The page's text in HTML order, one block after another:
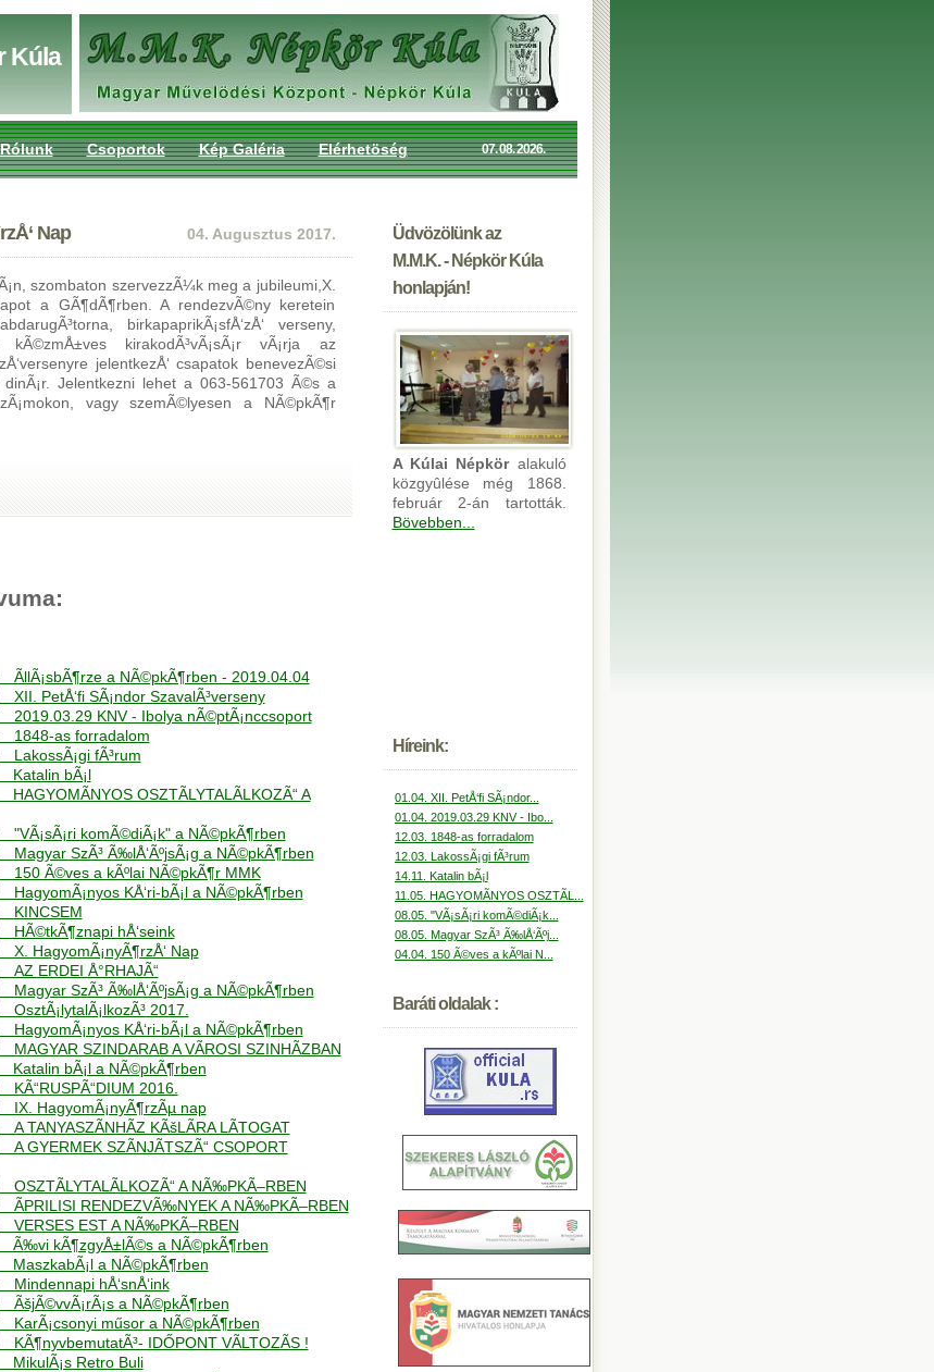
Kúla
Rólunk Csoportok Kép Galéria Elérhetöség 07. 08. 2026.
Nap 04. Augusztus 2017.
szombaton szervezzÃ¼k meg a jubileumi,X.
a GÃ¶dÃ¶rben. A rendezvÃ©ny keretein
birkapaprikÃ¡sfÅ‘zÅ‘ verseny,
kÃ©zmÅ±ves kirakodÃ³vÃ¡sÃ¡r vÃ¡rja az
jelentkezÅ‘ csapatok benevezÃ©si
Jelentkezni lehet a 063-561703 Ã©s a
vagy szemÃ©lyesen a NÃ©pkÃ¶r
a NÃ©pkÃ¶rben - 2019.04.04
PetÅ‘fi SÃ¡ndor SzavalÃ³verseny
KNV - Ibolya nÃ©ptÃ¡nccsoport
1848-as forradalom
fÃ³rum
Katalin bÃ¡l
OSZTÃLYTALÃLKOZÃ“ A
komÃ©diÃ¡k" a NÃ©pkÃ¶rben
SzÃ³ Ã‰lÅ‘ÃºjsÃ¡g a NÃ©pkÃ¶rben
Ã©ves a kÃºlai NÃ©pkÃ¶r MMK
KÅ‘ri-bÃ¡l a NÃ©pkÃ¶rben
KINCSEM
hÅ‘seink
HagyomÃ¡nyÃ¶rzÅ‘ Nap
ERDEI Å°RHAJÃ“
SzÃ³ Ã‰lÅ‘ÃºjsÃ¡g a NÃ©pkÃ¶rben
2017.
KÅ‘ri-bÃ¡l a NÃ©pkÃ¶rben
SZINDARAB A VÃROSI SZINHÃZBAN
bÃ¡l a NÃ©pkÃ¶rben
2016.
HagyomÃ¡nyÃ¶rzÃµ nap
KÃšLÃRA LÃTOGAT
GYERMEK SZÃNJÃTSZÃ“ CSOPORT
A NÃ‰PKÃ–RBEN
RENDEZVÃ‰NYEK A NÃ‰PKÃ–RBEN
EST A NÃ‰PKÃ–RBEN
Ã‰vi kÃ¶zgyÅ±lÃ©s a NÃ©pkÃ¶rben
a NÃ©pkÃ¶rben
hÅ‘snÅ‘ink
a NÃ©pkÃ¶rben
műsor a NÃ©pkÃ¶rben
IDŐPONT VÃLTOZÃS !
Retro Buli
Üdvözölünk az
M.M.K. - Népkör Kúla
honlapján!
A Kúlai Népköralakuló
közgyûlése még 1868.
február 2-án tartották.
Bövebben...
Híreink:
01.04. ÃllÃ¡sbÃ¶rze a NÃ©p...
01.04. XII. PetÅ‘fi SÃ¡ndor...
01.04. 2019.03.29 KNV - Ibo...
12.03. 1848-as forradalom
12.03. LakossÃ¡gi fÃ³rum
14.11. Katalin bÃ¡l
11.05. HAGYOMÃNYOS OSZTÃL...
08.05. "VÃ¡sÃ¡ri komÃ©diÃ¡k...
08.05. Magyar SzÃ³ Ã‰lÅ‘Ãºj...
04.04. 150 Ã©ves a kÃºlai N...
01.04. ÃllÃ¡sbÃ¶rze a NÃ©p...
01.04. XII. PetÅ‘fi SÃ¡ndor...
12.03. 1848-as forradalom
12.03. LakossÃ¡gi fÃ³rum
14.11. Katalin bÃ¡l
08.05. "VÃ¡sÃ¡ri komÃ©diÃ¡k...
08.05. Magyar SzÃ³ Ã‰lÅ‘Ãºj...
Baráti oldalak :